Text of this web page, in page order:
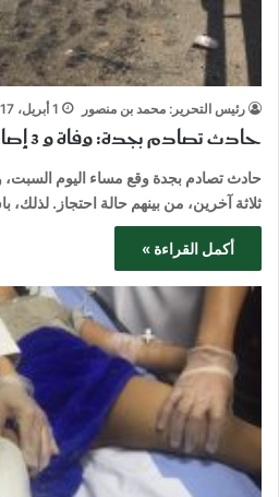
رئيس التحرير: محمد بن منصور 1 أبريل، 2017
حادث تصادم بجدة: وفاة و 3 إصابات
حادث تصادم بجدة وقع مساء اليوم
ثلاثة آخرين، من بينهم حالة احتجاز.
أكمل القراءة »